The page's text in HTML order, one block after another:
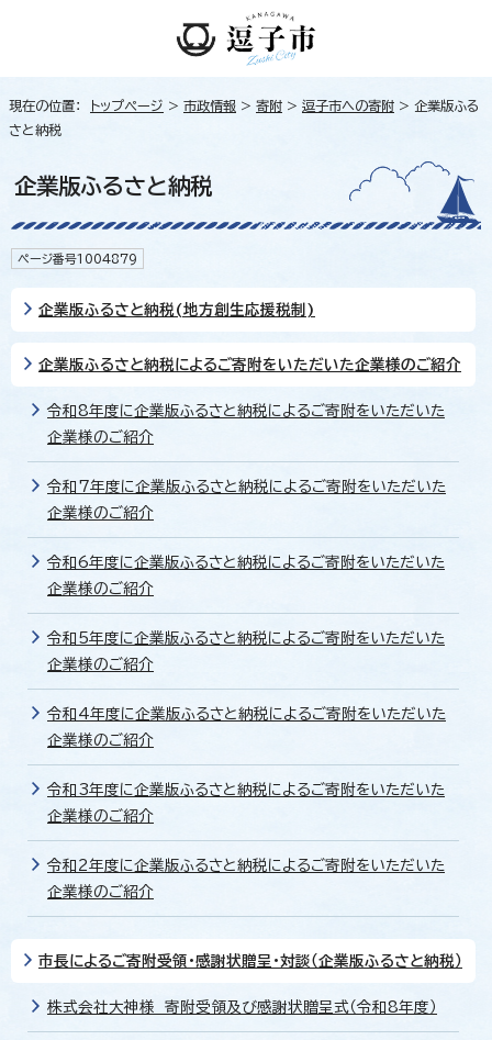
現在の位置： トップページ > 市政情報 > 寄附 > 逗子市への寄附 > 企業版ふる
さと納税
企業版ふるさと納税
ページ番号1004879
企業版ふるさと納税(地方創生応援税制)
企業版ふるさと納税によるご寄附をいただいた企業様のご紹介
令和8年度に企業版ふるさと納税によるご寄附をいただいた
企業様のご紹介
令和7年度に企業版ふるさと納税によるご寄附をいただいた
企業様のご紹介
令和6年度に企業版ふるさと納税によるご寄附をいただいた
企業様のご紹介
令和5年度に企業版ふるさと納税によるご寄附をいただいた
企業様のご紹介
令和4年度に企業版ふるさと納税によるご寄附をいただいた
企業様のご紹介
令和3年度に企業版ふるさと納税によるご寄附をいただいた
企業様のご紹介
令和2年度に企業版ふるさと納税によるご寄附をいただいた
企業様のご紹介
市長によるご寄附受領・感謝状贈呈・対談（企業版ふるさと納税）
株式会社大神様 寄附受領及び感謝状贈呈式（令和8年度）